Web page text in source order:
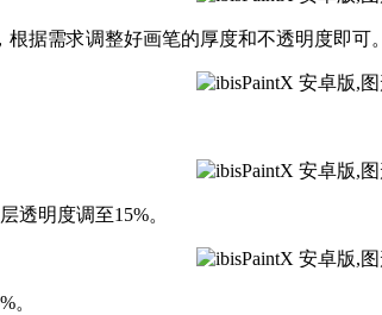
据需求调整好画笔的厚度和不透明度即可。
透明度调至15%。
。